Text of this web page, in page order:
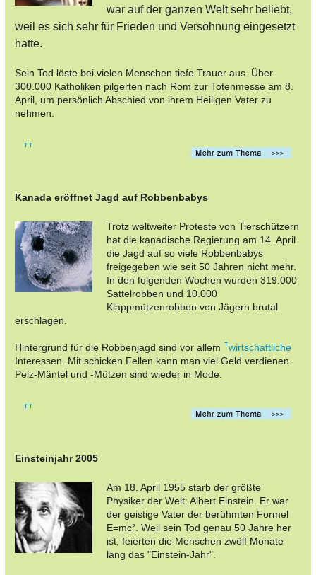
war auf der ganzen Welt sehr beliebt,
weil es sich sehr für Frieden und Versöhnung eingesetzt
hatte.
Sein Tod löste bei vielen Menschen tiefe Trauer aus. Über
300.000 Katholiken pilgerten nach Rom zur Totenmesse am 8.
April, um persönlich Abschied von ihrem Heiligen Vater zu
nehmen.
Kanada eröffnet Jagd auf Robbenbabys
Trotz weltweiter Proteste von Tierschützern
hat die kanadische Regierung am 14. April
die Jagd auf so viele Robbenbabys
freigegeben wie seit 50 Jahren nicht mehr.
In den folgenden Wochen wurden 319.000
Sattelrobben und 10.000
Klappmützenrobben von Jägern brutal
erschlagen.
Hintergrund für die Robbenjagd sind vor allem
wirtschaftliche
Interessen. Mit schicken Fellen kann man viel Geld verdienen.
Pelz-Mäntel und -Mützen sind wieder in Mode.
Einsteinjahr 2005
Am 18. April 1955 starb der größte
Physiker der Welt: Albert Einstein. Er war
der geistige Vater der berühmten Formel
E=mc². Weil sein Tod genau 50 Jahre her
ist, feierten die Menschen zwölf Monate
lang das "Einstein-Jahr".